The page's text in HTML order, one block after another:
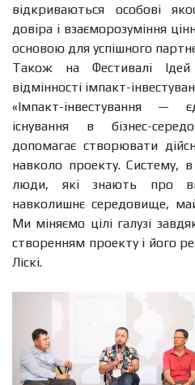
відкриваються особові
довіра і взаєморозуміння
основою для успішного
Також на Фестивалі Ідей
відмінності імпакт-
«Імпакт-інвестування
існування в бізнес-
допомагає створювати
навколо проекту. Систему,
люди, які знають про
навколишнє середовище,
Ми міняємо цілі галузі
створенням проекту і його
Ліскі.